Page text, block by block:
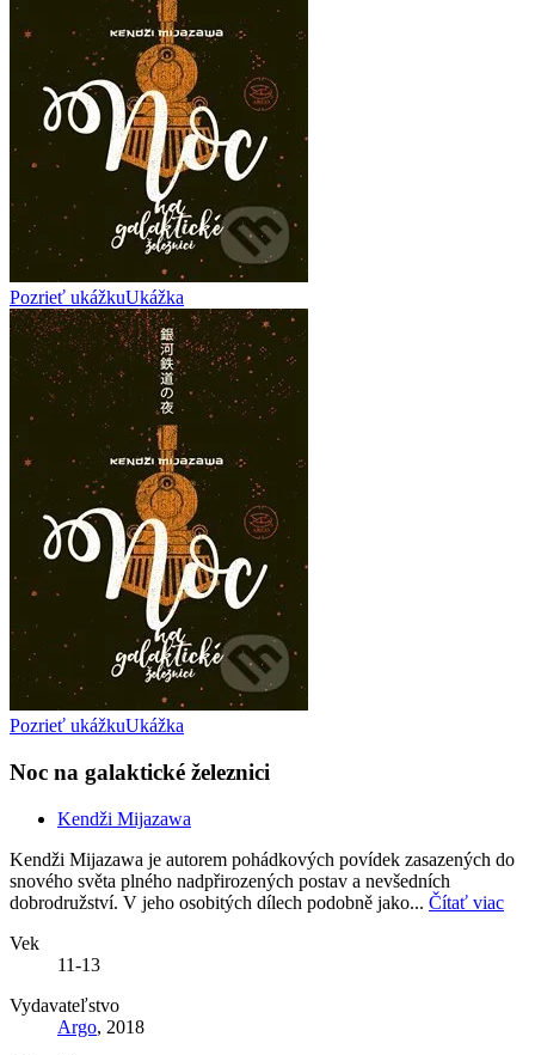
Pozrieť ukážkuUkážka
Pozrieť ukážkuUkážka
Noc na galaktické železnici
Kendži Mijazawa
Kendži Mijazawa je autorem pohádkových povídek zasazených do
snového světa plného nadpřirozených postav a nevšedních
dobrodružství. V jeho osobitých dílech podobně jako... Čítať viac
Vek
11-13
Vydavateľstvo
Argo, 2018